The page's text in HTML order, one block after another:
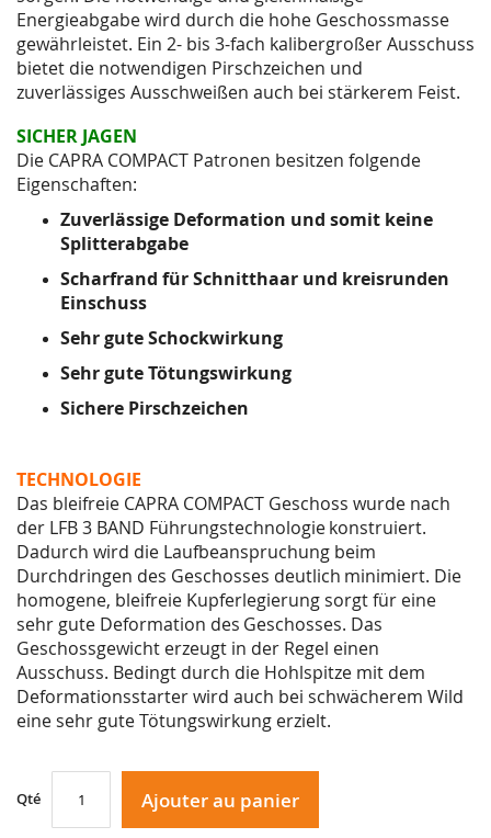
Energieabgabewird durch die hohe Geschossmasse
gewährleistet. Ein 2- bis 3-fach kalibergroßer Ausschuss
bietet die notwendigen Pirschzeichen und
zuverlässiges Ausschweißen auch bei stärkerem Feist.
SICHER JAGEN
Die CAPRA COMPACT Patronen besitzen folgende
Eigenschaften:
Zuverlässige Deformation und somit keine
Splitterabgabe
Scharfrand für Schnitthaar und kreisrunden
Einschuss
Sehr gute Schockwirkung
Sehr gute Tötungswirkung
Sichere Pirschzeichen
TECHNOLOGIE
Das bleifreie CAPRA COMPACT Geschoss wurde nach
der LFB 3 BAND Führungstechnologiekonstruiert.
Dadurch wird die Laufbeanspruchung beim
Durchdringen des Geschosses deutlich minimiert. Die
homogene, bleifreie Kupferlegierung sorgt für eine
sehr gute Deformation des Geschosses. Das
Geschossgewicht erzeugt in der Regel einen
Ausschuss. Bedingt durch die Hohlspitze mit dem
Deformationsstarter wird auch bei schwächerem Wild
eine sehr guteTötungswirkung erzielt.
Qté Ajouter au panier